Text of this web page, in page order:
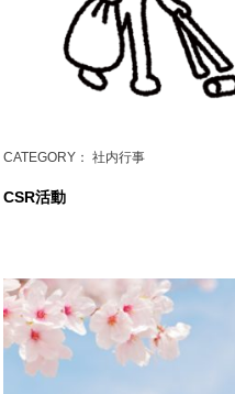
CATEGORY： 社内行事
CSR活動